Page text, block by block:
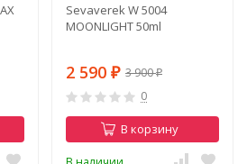
Sevaverek W 5004
MOONLIGHT 50ml
2 590 ₽ 3 900₽
0
В корзину